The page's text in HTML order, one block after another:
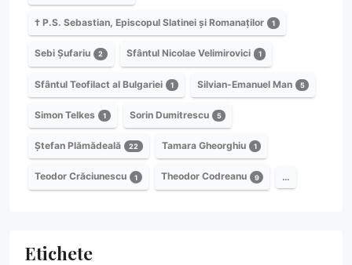
† P.S. Sebastian, Episcopul Slatinei și Romanaților 1
Sebi Șufariu 2 Sfântul Nicolae Velimirovici 1
Sfântul Teofilact al Bulgariei 1 Silvian-Emanuel Man 5
Simon Telkes 1 Sorin Dumitrescu 5
Ștefan Plămădeală 22 Tamara Gheorghiu 1
Teodor Crăciunescu 1 Theodor Codreanu 9 …
Etichete